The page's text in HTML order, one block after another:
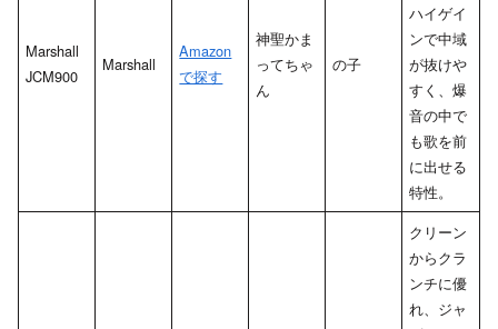
Marshall
JCM900
Marshall
Amazon
で探す
神聖かま
ってちゃ
ん
の子
ハイゲイ
ンで中域
が抜けや
すく、爆
音の中で
も歌を前
に出せる
特性。
クリーン
からクラ
ンチに優
れ、ジャ